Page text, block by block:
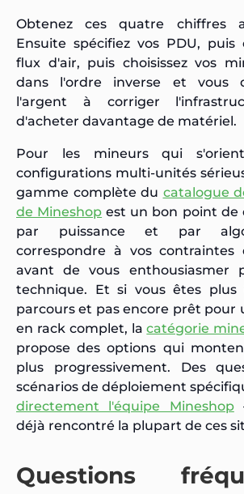
Obtenez ces quatre chiffres
Ensuite spécifiez vos PDU, puis
flux d'air, puis choisissez vos
dans l'ordre inverse et vous
l'argent à corriger
d'acheter davantage de matériel.
Pour les mineurs qui
configurations multi-unités
gamme complète du catalogue
de Mineshop est un bon point
par puissance et par
correspondre à vos contraintes
avant de vous enthousiasmer
technique. Et si vous êtes
parcours et pas encore prêt pour
en rack complet, lacatégorie
propose des options qui
plus progressivement. Des
scénarios de déploiement
directement l'équipe Mineshop
déjà rencontré la plupart de ces
Questions